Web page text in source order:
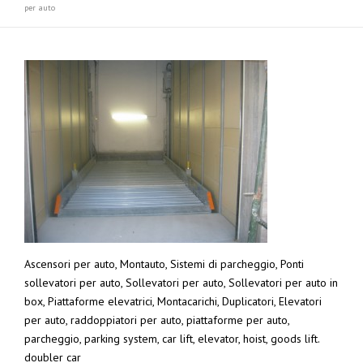
per auto
Ascensori per auto, Montauto, Sistemi di parcheggio, Ponti
sollevatori per auto, Sollevatori per auto, Sollevatori per auto in
box, Piattaforme elevatrici, Montacarichi, Duplicatori, Elevatori
per auto, raddoppiatori per auto, piattaforme per auto,
parcheggio, parking system, car lift, elevator, hoist, goods lift.
doubler car